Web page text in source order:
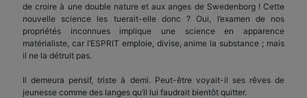
de croire à une double nature et aux anges de Swedenborg ! Cette
nouvelle science les tuerait-elle donc ? Oui, l’examen de nos
propriétés inconnues implique une science en apparence
matérialiste, car l’ESPRIT emploie, divise, anime la substance ; mais
il ne la détruit pas.
Il demeura pensif, triste à demi. Peut-être voyait-il ses rêves de
jeunesse comme des langes qu’il lui faudrait bientôt quitter.